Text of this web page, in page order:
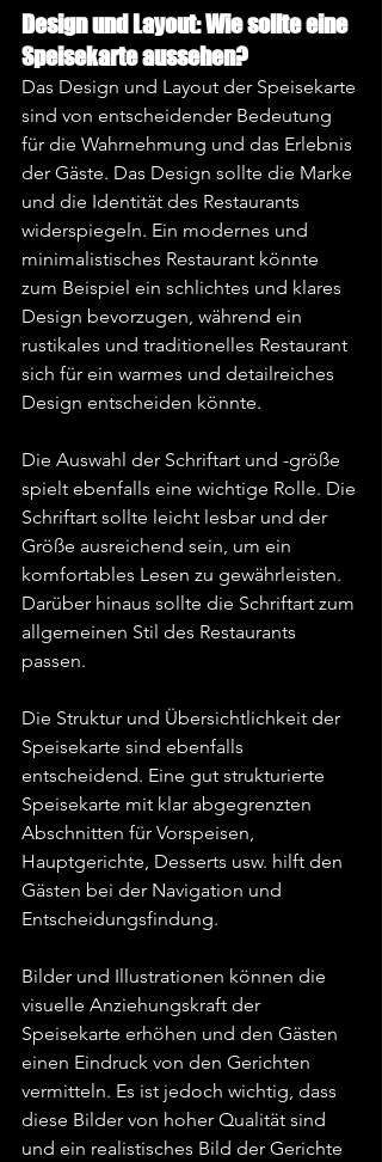
Design und Layout: Wie sollte eine
Speisekarte aussehen?
Das Design und Layout der Speisekarte
sind von entscheidender Bedeutung
für die Wahrnehmung und das Erlebnis
der Gäste. Das Design sollte die Marke
und die Identität des Restaurants
widerspiegeln. Ein modernes und
minimalistisches Restaurant könnte
zum Beispiel ein schlichtes und klares
Design bevorzugen, während ein
rustikales und traditionelles Restaurant
sich für ein warmes und detailreiches
Design entscheiden könnte.
Die Auswahl der Schriftart und -größe
spielt ebenfalls eine wichtige Rolle. Die
Schriftart sollte leicht lesbar und der
Größe ausreichend sein, um ein
komfortables Lesen zu gewährleisten.
Darüber hinaus sollte die Schriftart zum
allgemeinen Stil des Restaurants
passen.
Die Struktur und Übersichtlichkeit der
Speisekarte sind ebenfalls
entscheidend. Eine gut strukturierte
Speisekarte mit klar abgegrenzten
Abschnitten für Vorspeisen,
Hauptgerichte, Desserts usw. hilft den
Gästen bei der Navigation und
Entscheidungsfindung.
Bilder und Illustrationen können die
visuelle Anziehungskraft der
Speisekarte erhöhen und den Gästen
einen Eindruck von den Gerichten
vermitteln. Es ist jedoch wichtig, dass
diese Bilder von hoher Qualität sind
und ein realistisches Bild der Gerichte